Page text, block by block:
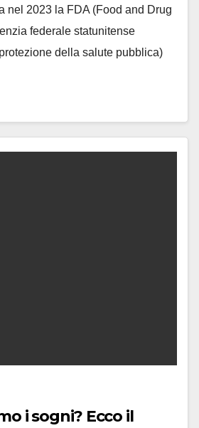
nel 2023 la FDA (Food and Drug
federale statunitense
della salute pubblica)
i sogni? Ecco il